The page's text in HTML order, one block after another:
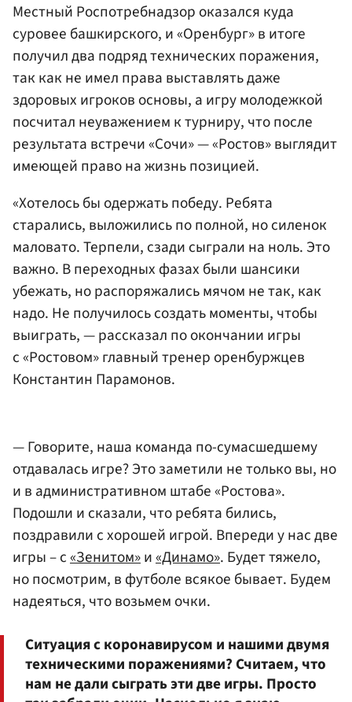
Местный Роспотребнадзор оказался куда
суровее башкирского, и «Оренбург» в итоге
получил два подряд технических поражения,
так как не имел права выставлять даже
здоровых игроков основы, а игру молодежкой
посчитал неуважением к турниру, что после
результата встречи «Сочи» — «Ростов» выглядит
имеющей право на жизнь позицией.
«Хотелось бы одержать победу. Ребята
старались, выложились по полной, но силенок
маловато. Терпели, сзади сыграли на ноль. Это
важно. В переходных фазах были шансики
убежать, но распоряжались мячом не так, как
надо. Не получилось создать моменты, чтобы
выиграть, — рассказал по окончании игры
с «Ростовом» главный тренер оренбуржцев
Константин Парамонов.
— Говорите, наша команда по-сумасшедшему
отдавалась игре? Это заметили не только вы, но
и в административном штабе «Ростова».
Подошли и сказали, что ребята бились,
поздравили с хорошей игрой. Впереди у нас две
игры – с«Зенитом»и«Динамо». Будет тяжело,
но посмотрим, в футболе всякое бывает. Будем
надеяться, что возьмем очки.
Ситуация с коронавирусом и нашими двумя
техническими поражениями? Считаем, что
нам не дали сыграть эти две игры. Просто